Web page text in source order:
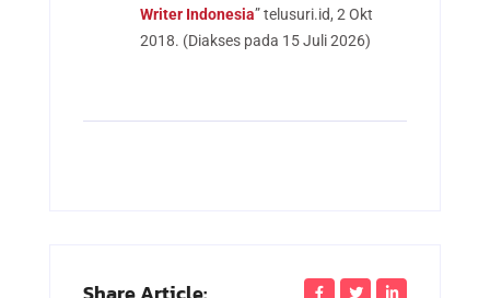
Writer Indonesia” telusuri.id, 2 Okt
2018. (Diakses pada 15 Juli 2026)